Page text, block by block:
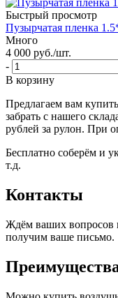
Быстрый просмотр
Пузырчатая пленка
Много
4 000 руб./шт.
-
В корзину
Предлагаем вам
забрать с нашего
рублей за рулон. При
Бесплатно соберём и
т.д.
Контакты
Ждём ваших вопросов
получим ваше письмо.